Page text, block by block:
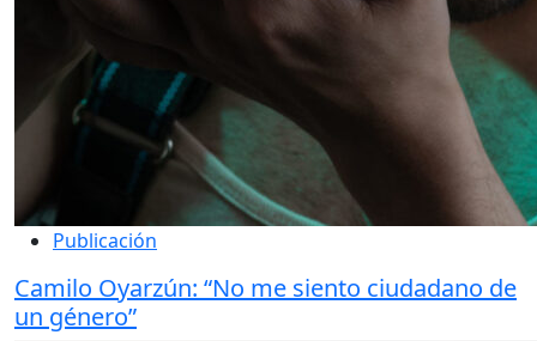
Publicación
Camilo Oyarzún: “No me siento ciudadano de
un género”